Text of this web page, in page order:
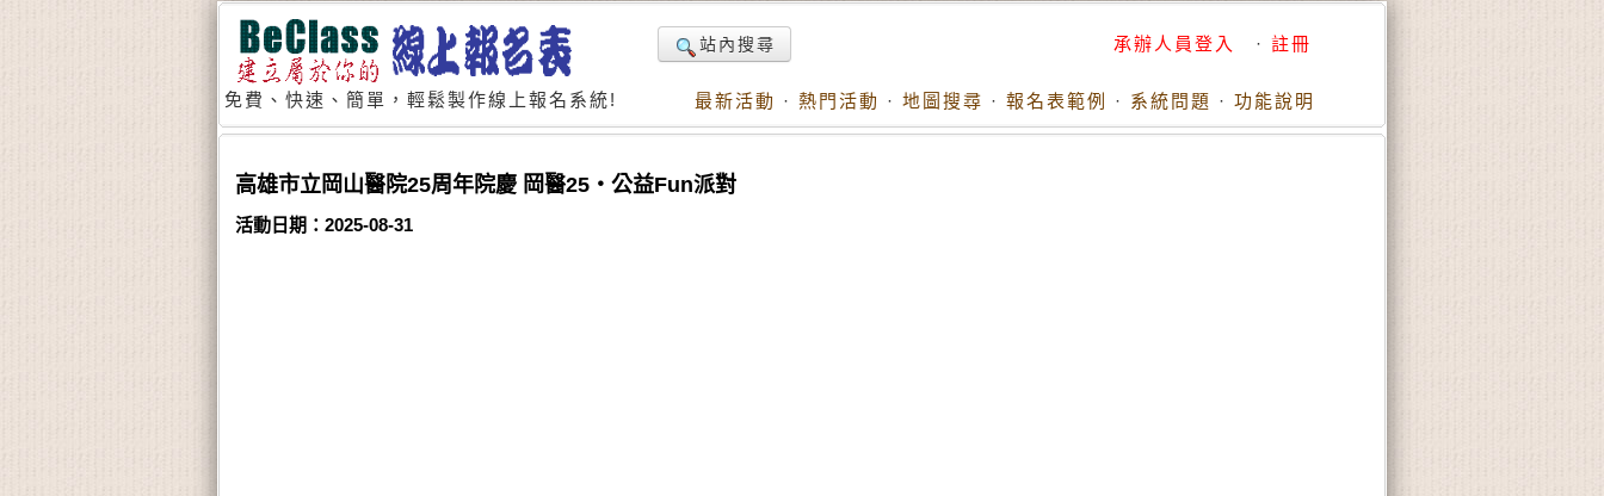
免費、快速、簡單，輕鬆製作線上報名系統!
站內搜尋 承辦人員登入 · 註冊
最新活動 · 熱門活動 · 地圖搜尋 · 報名表範例 · 系統問題 · 功能說明
高雄市立岡山醫院25周年院慶 岡醫25・公益Fun派對
活動日期：2025-08-31